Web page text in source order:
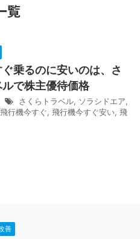
覧
乗るのに安いのは、さ
ルで株主優待価格
さくらトラベル, ソラシドエア,
飛行機今すぐ, 飛行機今すぐ安い, 飛
善